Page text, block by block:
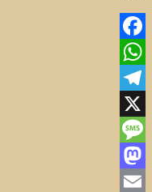
Facebook
WhatsApp
Telegram
X
Message
Mastodon